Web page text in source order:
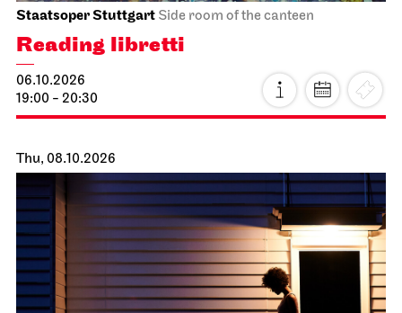
how rarely, a world grows.
10.10.2026
18:00